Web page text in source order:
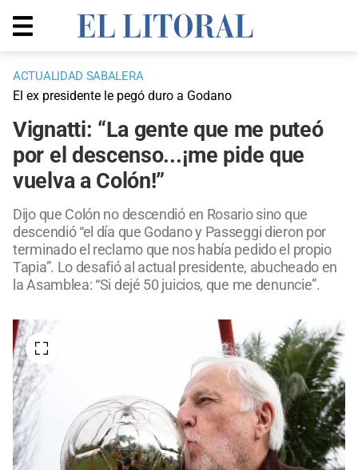
ACTUALIDAD SABALERA
El ex presidente le pegó duro a Godano
Vignatti: “La gente que me puteó
por el descenso...¡me pide que
vuelva a Colón!”
Dijo que Colón no descendió en Rosario sino que
descendió “el día que Godano y Passeggi dieron por
terminado el reclamo que nos había pedido el propio
Tapia”. Lo desafió al actual presidente, abucheado en
la Asamblea: “Si dejé 50 juicios, que me denuncie”.